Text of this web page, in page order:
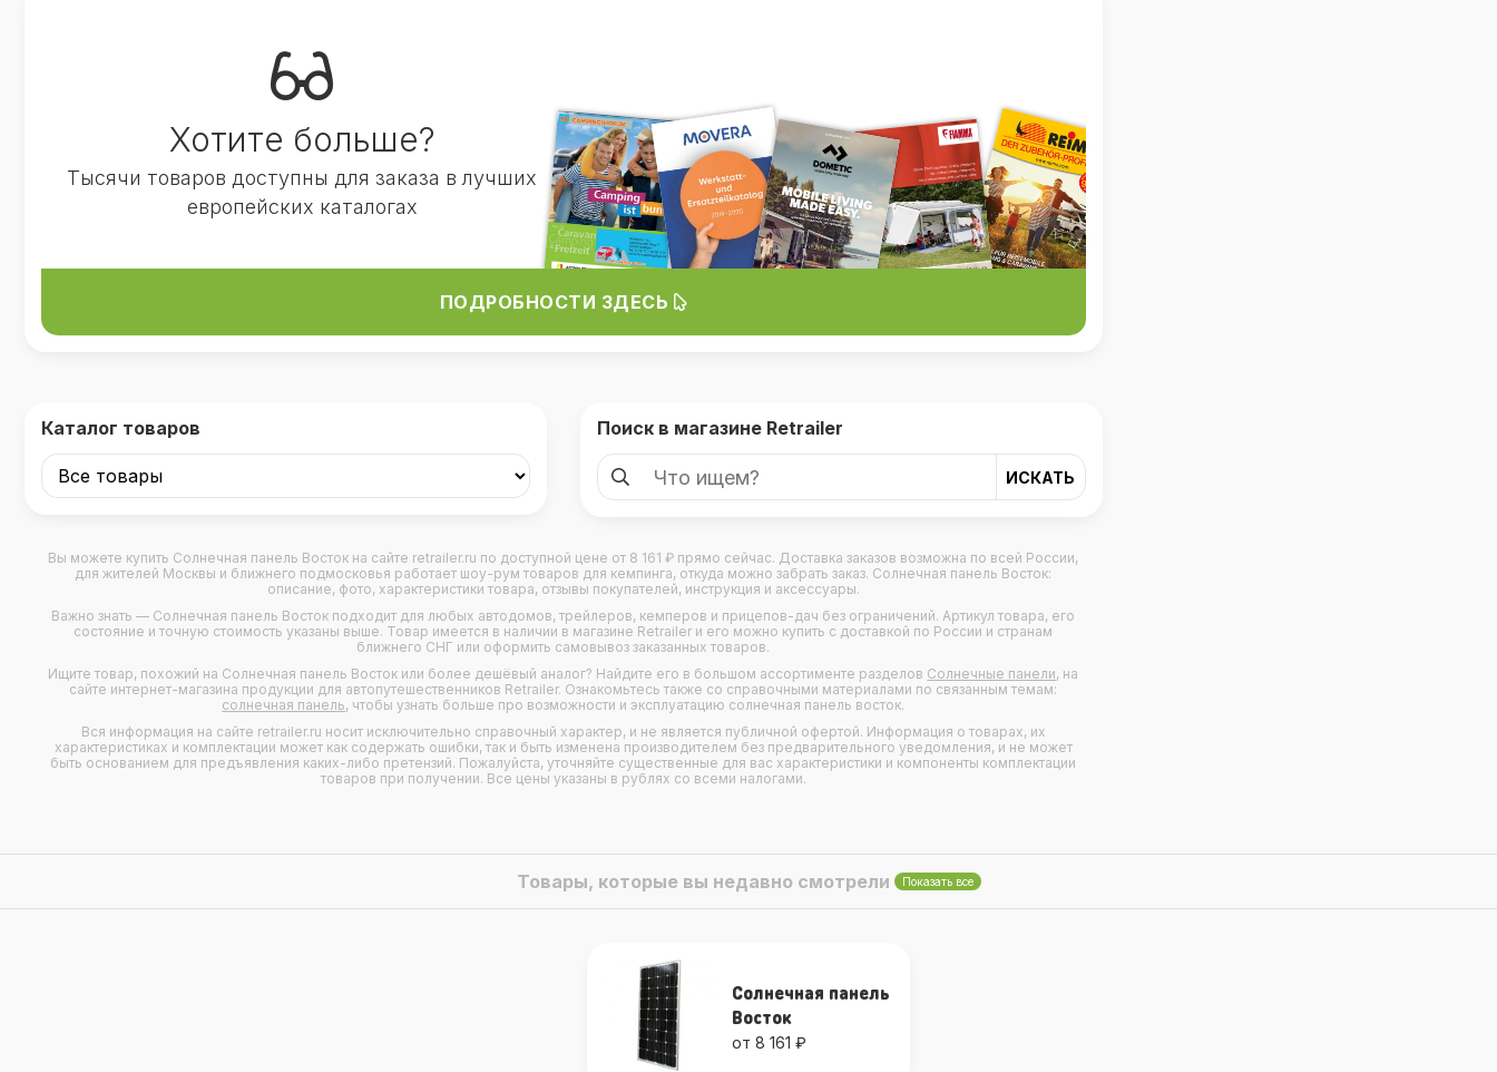
Хотите больше?
Тысячи товаров доступны для заказа в лучших
европейских каталогах
ПОДРОБНОСТИ ЗДЕСЬ
Каталог товаров Поиск в магазине Retrailer
Вы можете купить Солнечная панель Восток на сайте retrailer.ru по доступной цене от 8 161 ₽ прямо сейчас. Доставка заказов возможна по всей России,
для жителей Москвы и ближнего подмосковья работает шоу-рум товаров для кемпинга, откуда можно забрать заказ. Солнечная панель Восток:
описание, фото, характеристики товара, отзывы покупателей, инструкция и аксессуары.
Важно знать — Солнечная панель Восток подходит для любых автодомов,трейлеров, кемперов и прицепов-дач без ограничений. Артикул товара, его
состояние и точную стоимость указаны выше. Товар имеется в наличии в магазине Retrailer и его можно купить с доставкой по России и странам
ближнего СНГ или оформить самовывоз заказанных товаров.
Ищите товар, похожий на Солнечная панель Восток или более дешёвый аналог? Найдите его в большом ассортименте разделов Солнечные панели, на
сайте интернет-магазина продукции для автопутешественников Retrailer. Ознакомьтесь также со справочными материалами по связанным темам:
солнечная панель, чтобы узнать больше про возможности и эксплуатацию солнечная панель восток.
Вся информация на сайте retrailer.ru носит исключительно справочный характер, и не является публичной офертой. Информация о товарах, их
характеристиках и комплектации может как содержать ошибки, так и быть изменена производителем без предварительного уведомления, и не может
быть основанием для предъявления каких-либо претензий. Пожалуйста, уточняйте существенные для вас характеристики и компоненты комплектации
товаров при получении. Все цены указаны в рублях со всеми налогами.
Товары, которые вы недавно смотрели Показать все
Солнечная панель
Восток
от 8 161 ₽